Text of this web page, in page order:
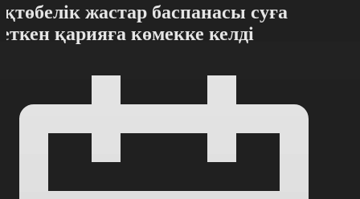
жастар баспанасы суға
қарияға көмекке келді